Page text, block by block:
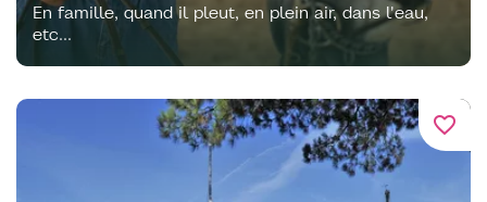
En famille, quand il pleut, en plein air, dans l'eau,
etc...
favorite_border